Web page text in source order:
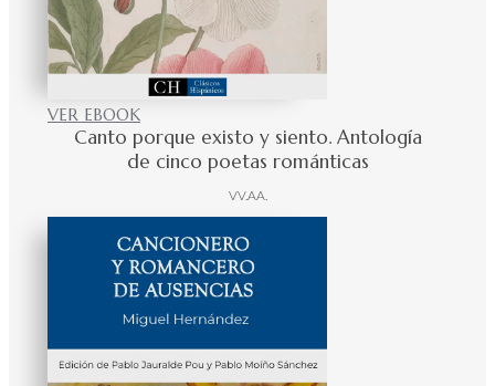
VER EBOOK
Canto porque existo y siento. Antología
de cinco poetas románticas
VV.AA.